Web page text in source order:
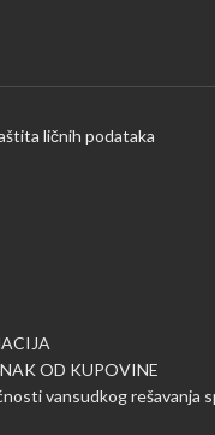
ličnih podataka
OD KUPOVINE
vansudkog rešavanja